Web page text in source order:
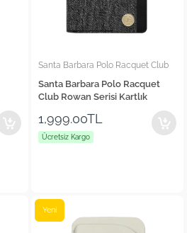
Santa Barbara Polo Racquet Club
Santa Barbara Polo Racquet
Club Rowan Serisi Kartlık
1,999.00TL
Ücretsiz Kargo
Yeni